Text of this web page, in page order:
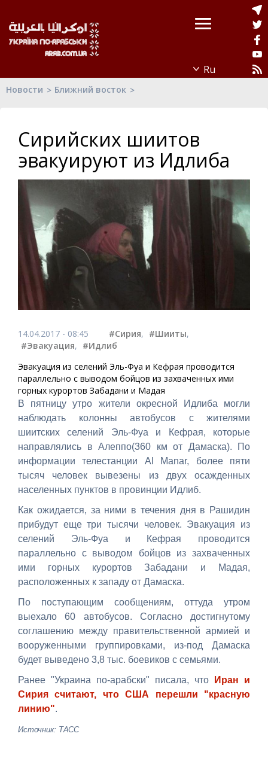
Новости Ближний восток
Сирийских шиитов
эвакуируют из Идлиба
14.04.2017 - 08:45 #Сирия, #Шииты,
#Эвакуация, #Идлиб
Эвакуация из селений Эль-Фуа и Кефрая проводится
параллельно с выводом бойцов из захваченных ими
горных курортов Забадани и Мадая
В пятницу утро жители окресной Идлиба могли
наблюдать колонны автобусов с жителями
шиитских селений Эль-Фуа и Кефрая, которые
направлялись в Алеппо(360 км от Дамаска). По
информации телестанции Al Manar, более пяти
тысяч человек вывезены из двух осажденных
населенных пунктов в провинции Идлиб.
Как ожидается, за ними в течения дня в Рашидин
прибудут еще три тысячи человек. Эвакуация из
селений Эль-Фуа и Кефрая проводится
параллельно с выводом бойцов из захваченных
ими горных курортов Забадани и Мадая,
расположенных к западу от Дамаска.
По поступающим сообщениям, оттуда утром
выехало 60 автобусов. Согласно достигнутому
соглашению между правительственной армией и
вооруженными группировками, из-под Дамаска
будет выведено 3,8 тыс. боевиков с семьями.
Ранее "Украина по-арабски" писала, что
Иран и
Сирия считают, что США перешли "красную
линию".
Источник: ТАСС